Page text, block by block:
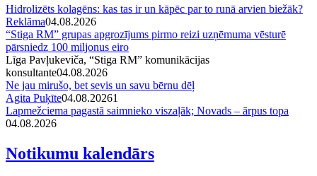
Hidrolizēts kolagēns: kas tas ir un kāpēc par to runā arvien biežāk?
Reklāma04.08.2026
“Stiga RM” grupas apgrozījums pirmo reizi uzņēmuma vēsturē
pārsniedz 100 miljonus eiro
Līga Pavļukeviča, “Stiga RM” komunikācijas
konsultante04.08.2026
Ne jau mirušo, bet sevis un savu bērnu dēļ
Agita Puķīte04.08.20261
Lapmežciema pagastā saimnieko viszaļāk; Novads – ārpus topa
04.08.2026
Notikumu kalendārs